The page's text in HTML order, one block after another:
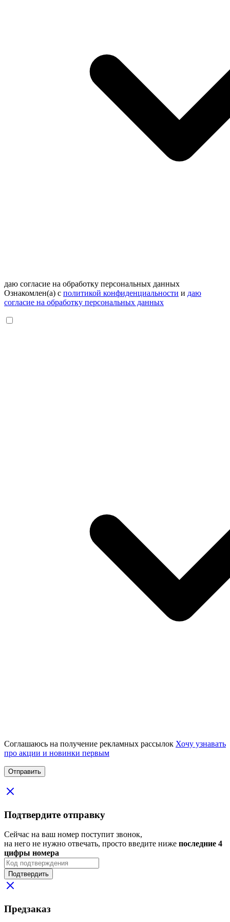
даю согласие на обработку персональных данных
Ознакомлен(а) с политикой конфиденциальности и даю
согласие на обработку персональных данных
Соглашаюсь на получение рекламных рассылок Хочу узнавать
про акции и новинки первым
Подтвердите отправку
Сейчас на ваш номер поступит звонок,
на него не нужно отвечать, просто введите ниже последние 4
цифры номера
Подтвердить
Предзаказ